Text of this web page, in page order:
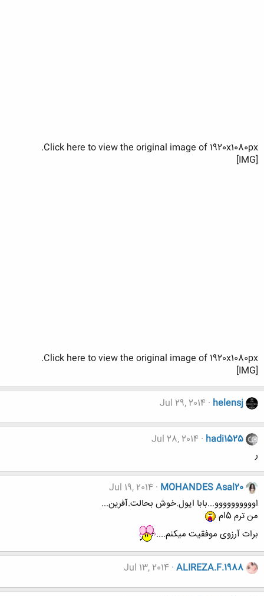
Click here to view the original image of 1920x1080px.
[IMG]
Click here to view the original image of 1920x1080px.
[IMG]
helensj
Jul 29, 2014
hadi1525
Jul 28, 2014
ر
MOHANDES Asal20
Jul 19, 2014
اوووووووووو...بابا ایول.خوش بحالت.آفرین...
من ترم 5ام
برات آرزوی موفقیت میکنم....
ALIREZA.F.1988
Jul 13, 2014